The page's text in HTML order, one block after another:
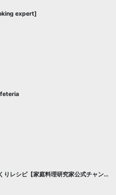
expert]
りレシピ【家庭料理研究家公式チャン